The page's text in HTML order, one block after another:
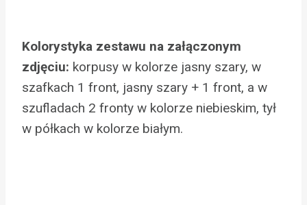
Kolorystyka zestawu na załączonym
zdjęciu: korpusy w kolorze jasny szary, w
szafkach 1 front, jasny szary + 1 front, a w
szufladach 2 fronty w kolorze niebieskim, tył
w półkach w kolorze białym.